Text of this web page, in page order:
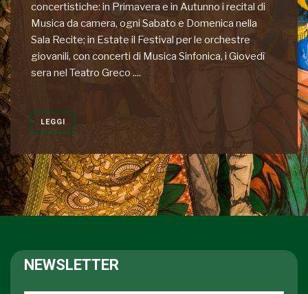
concertistiche: in Primavera e in Autunno i recital di
Musica da camera, ogni Sabato e Domenica nella
Sala Recite; in Estate il Festival per le orchestre
giovanili, con concerti di Musica Sinfonica, i Giovedì
sera nel Teatro Greco ....
LEGGI
NEWSLETTER